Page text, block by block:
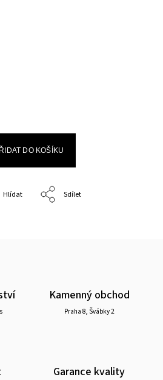
DO KOŠÍKU
Hlídat Sdílet
Kamenný obchod
Praha 8, Švábky 2
Garance kvality